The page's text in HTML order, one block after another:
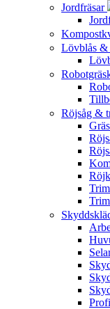
Jordfräsar
Lövblås &
Röjsåg &